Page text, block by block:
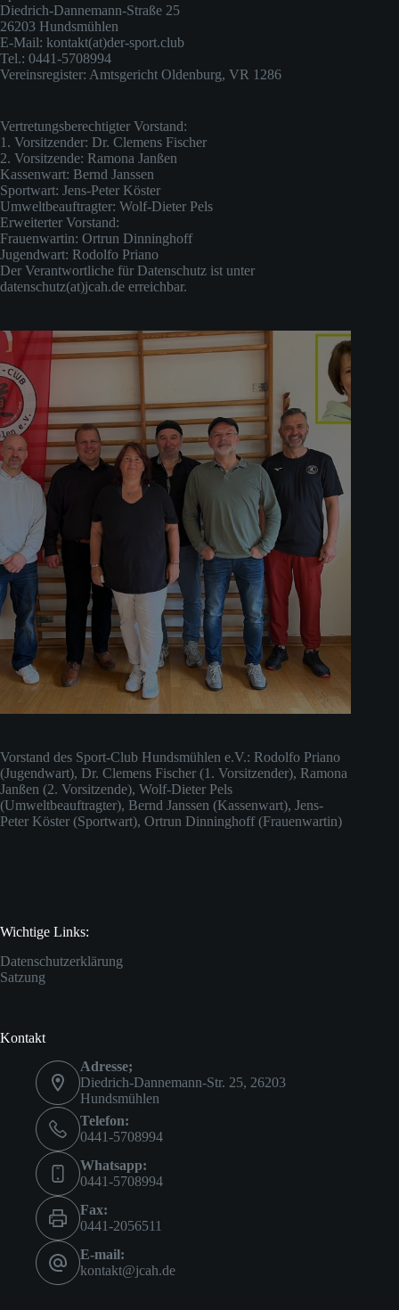
Diedrich-Dannemann-Straße 25
26203 Hundsmühlen
E-Mail: kontakt(at)der-sport.club
Tel.: 0441-5708994
Vereinsregister: Amtsgericht Oldenburg, VR 1286
Vertretungsberechtigter Vorstand:
1. Vorsitzender: Dr. Clemens Fischer
2. Vorsitzende: Ramona Janßen
Kassenwart: Bernd Janssen
Sportwart: Jens-Peter Köster
Umweltbeauftragter: Wolf-Dieter Pels
Erweiterter Vorstand:
Frauenwartin: Ortrun Dinninghoff
Jugendwart: Rodolfo Priano
Der Verantwortliche für Datenschutz ist unter
datenschutz(at)jcah.de erreichbar.
Vorstand des Sport-Club Hundsmühlen e.V.: Rodolfo Priano
(Jugendwart), Dr. Clemens Fischer (1. Vorsitzender), Ramona
Janßen (2. Vorsitzende), Wolf-Dieter Pels
(Umweltbeauftragter), Bernd Janssen (Kassenwart), Jens-
Peter Köster (Sportwart), Ortrun Dinninghoff (Frauenwartin)
Wichtige Links:
Datenschutzerklärung
Satzung
Kontakt
Adresse;
Diedrich-Dannemann-Str. 25, 26203
Hundsmühlen
Telefon:
0441-5708994
Whatsapp:
0441-5708994
Fax:
0441-2056511
E-mail:
kontakt@jcah.de